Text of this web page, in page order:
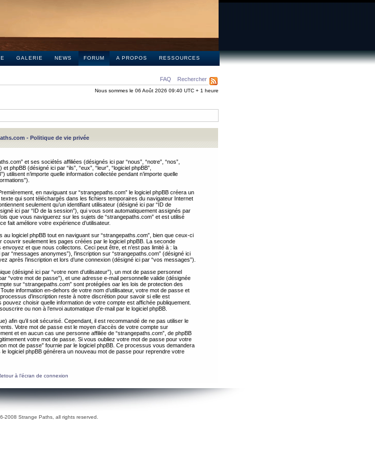
GALERIE NEWS FORUM A PROPOS RESSOURCES
FAQ Rechercher
Nous sommes le 06 Août 2026 09:40 UTC + 1 heure
- Politique de vie privée
et ses sociétés affiliées (désignés ici par “nous”, “notre”, “nos”,
phpBB (désigné ici par “ils”, “eux”, “leur”, “logiciel phpBB”,
utilisent n’importe quelle information collectée pendant n’importe quelle
en naviguant sur “strangepaths.com” le logiciel phpBB créera un
qui sont téléchargés dans les fichiers temporaires du navigateur Internet
seulement qu’un identifiant utilisateur (désigné ici par “ID de
ici par “ID de la session”), qui vous sont automatiquement assignés par
que vous naviguerez sur les sujets de “strangepaths.com” et est utilisé
fait améliore votre expérience d’utilisateur.
logiciel phpBB tout en naviguant sur “strangepaths.com”, bien que ceux-ci
seulement les pages créées par le logiciel phpBB. La seconde
et que nous collectons. Ceci peut être, et n’est pas limité à : la
“messages anonymes”), l’inscription sur “strangepaths.com” (désigné ici
après l’inscription et lors d’une connexion (désigné ici par “vos messages”).
(désigné ici par “votre nom d’utilisateur”), un mot de passe personnel
“votre mot de passe”), et une adresse e-mail personnelle valide (désignée
sur “strangepaths.com” sont protégées oar les lois de protection des
information en-dehors de votre nom d’utilisateur, votre mot de passe et
d’inscription reste à notre discrétion pour savoir si elle est
choisir quelle information de votre compte est affichée publiquement.
ou non à l’envoi automatique d’e-mail par le logiciel phpBB.
afin qu’il soit sécurisé. Cependant, il est recommandé de ne pas utiliser le
Votre mot de passe est le moyen d’accès de votre compte sur
et en aucun cas une personne affiliée de “strangepaths.com”, de phpBB
votre mot de passe. Si vous oubliez votre mot de passe pour votre
mot de passe” fournie par le logiciel phpBB. Ce processus vous demandera
logiciel phpBB générera un nouveau mot de passe pour reprendre votre
à l’écran de connexion
2008 Strange Paths, all rights reserved.